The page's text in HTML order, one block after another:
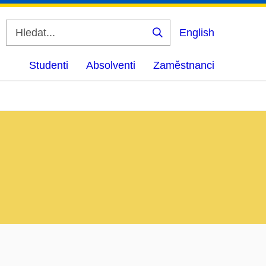
Vyhledat
English
Studenti Absolventi Zaměstnanci